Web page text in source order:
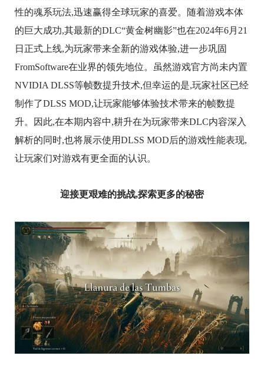
性的魂系玩法,迅速赢得全球玩家的喜爱。随着游戏本体
的巨大成功,其最新的DLC“黄金树幽影”也在2024年6月21
日正式上线,为玩家带来全新的游戏体验,进一步巩固
FromSoftware在业界的领先地位。虽然游戏官方尚未内置
NVIDIA DLSS等帧数提升技术,但幸运的是,玩家社区已经
制作了DLSS MOD,让玩家能够体验技术带来的帧数提
升。因此,在本期内容中,耕升在为玩家带来DLC内容深入
解析的同时,也将展示使用DLSS MOD后的游戏性能表现,
让玩家们对游戏有更全面的认识。
迎接更艰难的挑战,探索更多的秘密